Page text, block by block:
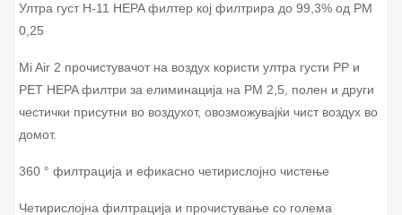
Ултра густ H-11 HEPA филтер кој филтрира до 99,3% од PM
0,25
Mi Air 2 прочистувачот на воздух користи ултра густи PP и
PET HEPA филтри за елиминација на PM 2,5, полен и други
честички присутни во воздухот, овозможувајќи чист воздух во
домот.
360 ° филтрација и ефикасно четирислојно чистење
Четирислојна филтрација и прочистување со голема